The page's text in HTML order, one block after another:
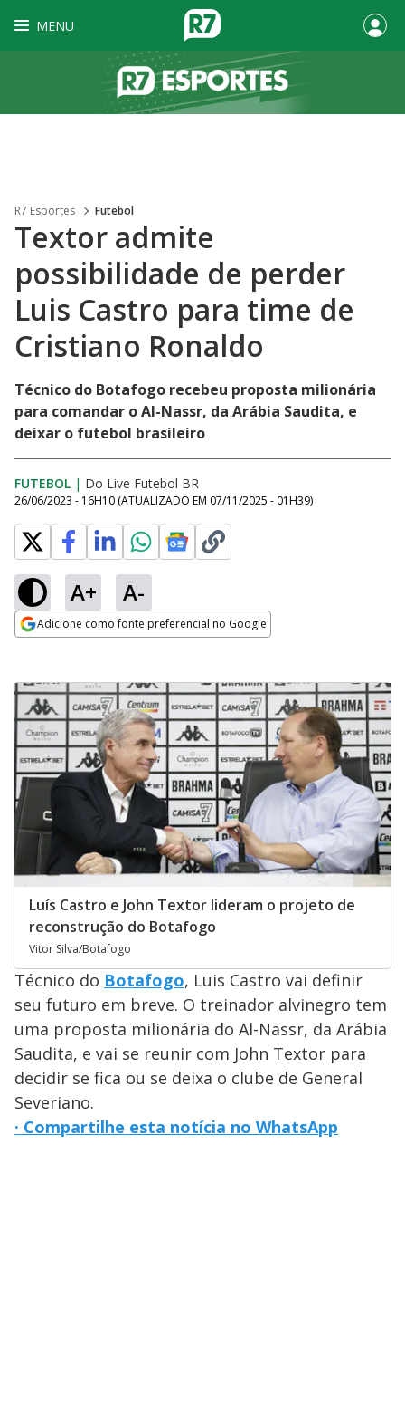
MENU
R7 Esportes Futebol
Textor admite
possibilidade de perder
Luis Castro para time de
Cristiano Ronaldo
Técnico do Botafogo recebeu proposta milionária
para comandar o Al-Nassr, da Arábia Saudita, e
deixar o futebol brasileiro
FUTEBOL | Do Live Futebol BR
26/06/2023 - 16H10 (ATUALIZADO EM 07/11/2025 - 01H39)
A+ A-
Adicione como fonte preferencial no Google
Luís Castro e John Textor lideram o projeto de
reconstrução do Botafogo
Vitor Silva/Botafogo
Técnico do Botafogo, Luis Castro vai definir
seu futuro em breve. O treinador alvinegro tem
uma proposta milionária do Al-Nassr, da Arábia
Saudita, e vai se reunir com John Textor para
decidir se fica ou se deixa o clube de General
Severiano.
· Compartilhe esta notícia no WhatsApp